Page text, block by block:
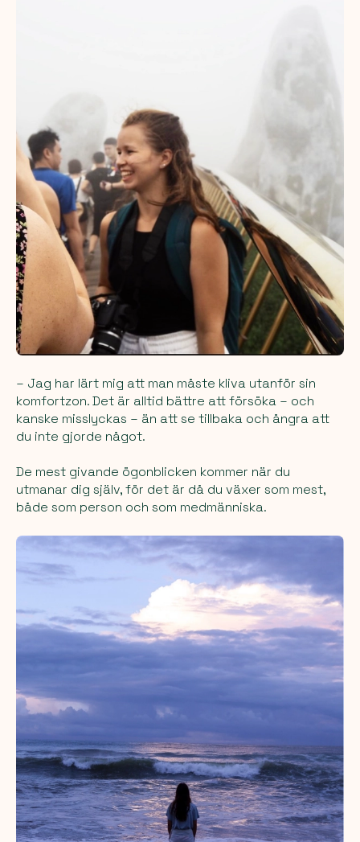
– Jag har lärt mig att man måste kliva utanför sin
komfortzon. Det är alltid bättre att försöka – och
kanske misslyckas – än att se tillbaka och ångra att
du inte gjorde något.
De mest givande ögonblicken kommer när du
utmanar dig själv, för det är då du växer som mest,
både som person och som medmänniska.